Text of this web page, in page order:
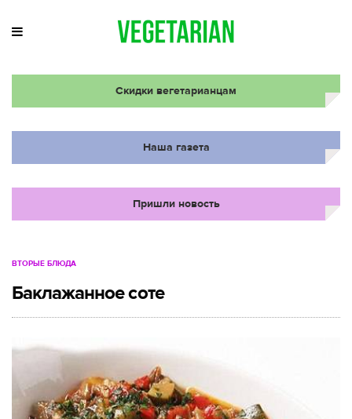
Скидки вегетарианцам
Наша газета
Пришли новость
ВТОРЫЕ БЛЮДА
Баклажанное соте